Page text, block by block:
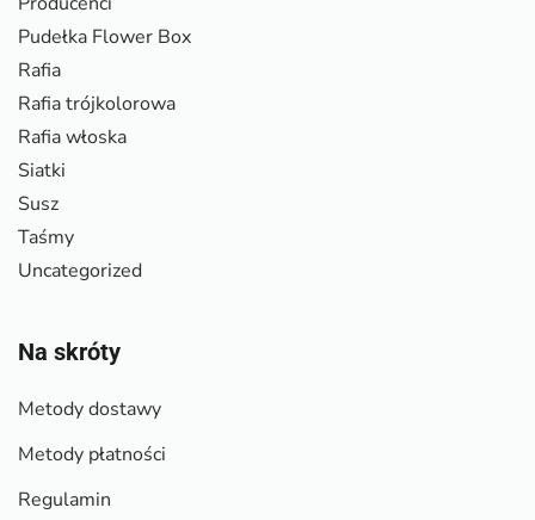
Pudełka Flower Box
Rafia
Rafia trójkolorowa
Rafia włoska
Siatki
Susz
Taśmy
Uncategorized
Na skróty
Metody dostawy
Metody płatności
Regulamin